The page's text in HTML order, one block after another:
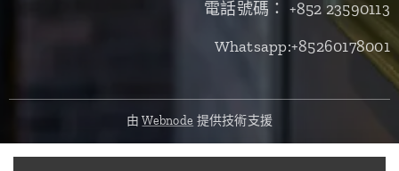
電話號碼： +852 23590113
Whatsapp:+85260178001
由Webnode 提供技術支援